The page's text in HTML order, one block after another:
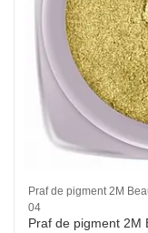
Praf de pigment 2M
04
Praf de pigment 2M